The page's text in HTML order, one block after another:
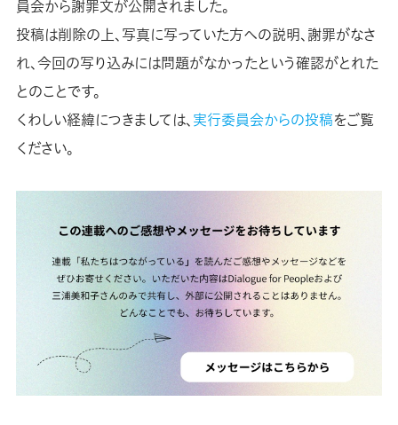
員会から謝罪文が公開されました。
投稿は削除の上、写真に写っていた方への説明、謝罪がなさ
れ、今回の写り込みには問題がなかったという確認がとれた
とのことです。
くわしい経緯につきましては、 実行委員会からの投稿をご覧
ください。